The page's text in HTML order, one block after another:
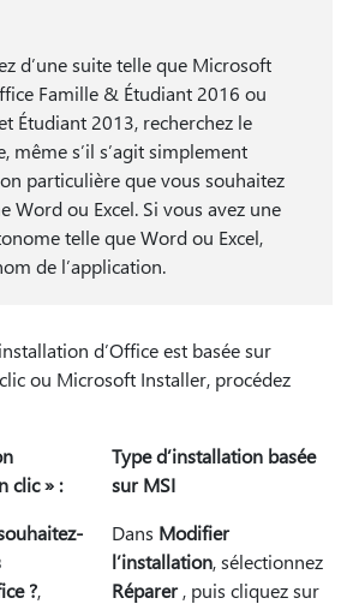
d’une suite telle que Microsoft
Famille & Étudiant 2016 ou
Étudiant 2013, recherchez le
même s’il s’agit simplement
particulière que vous souhaitez
Word ou Excel. Si vous avez une
telle que Word ou Excel,
de l’application.
d’Office est basée sur
ou Microsoft Installer, procédez
clic » :
?,
Type d’installation basée
sur MSI
Dans Modifier
l’installation, sélectionnez
Réparer, puis cliquez sur